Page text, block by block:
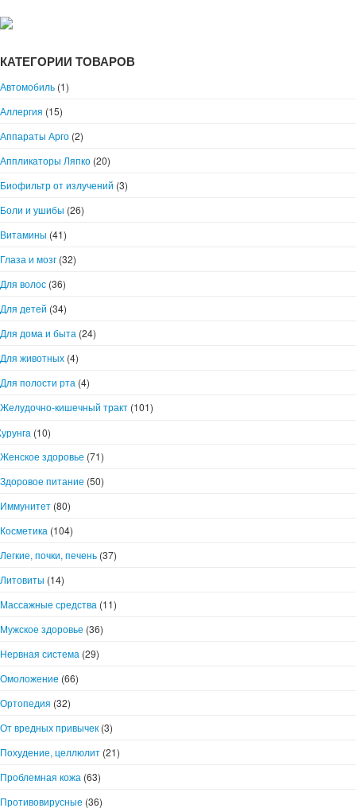
КАТЕГОРИИ ТОВАРОВ
Автомобиль (1)
Аллергия (15)
Аппараты Арго (2)
Аппликаторы Ляпко (20)
Биофильтр от излучений (3)
Боли и ушибы (26)
Витамины (41)
Глаза и мозг (32)
Для волос (36)
Для детей (34)
Для дома и быта (24)
Для животных (4)
Для полости рта (4)
Желудочно-кишечный тракт (101)
(10)
Женское здоровье (71)
Здоровое питание (50)
Иммунитет (80)
Косметика (104)
Легкие, почки, печень (37)
Литовиты (14)
Массажные средства (11)
Мужское здоровье (36)
Нервная система (29)
Омоложение (66)
Ортопедия (32)
От вредных привычек (3)
Похудение, целлюлит (21)
Проблемная кожа (63)
Противовирусные (36)